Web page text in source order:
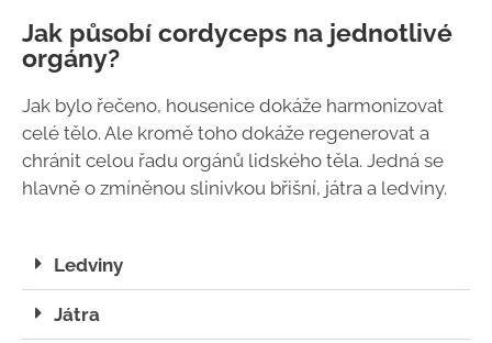
Jak působí cordyceps na jednotlivé
orgány?
Jak bylo řečeno, housenice dokáže harmonizovat
celé tělo. Ale kromě toho dokáže regenerovat a
chránit celou řadu orgánů lidského těla. Jedná se
hlavně o zmíněnou slinivkou břišní, játra a ledviny.
Ledviny
Játra